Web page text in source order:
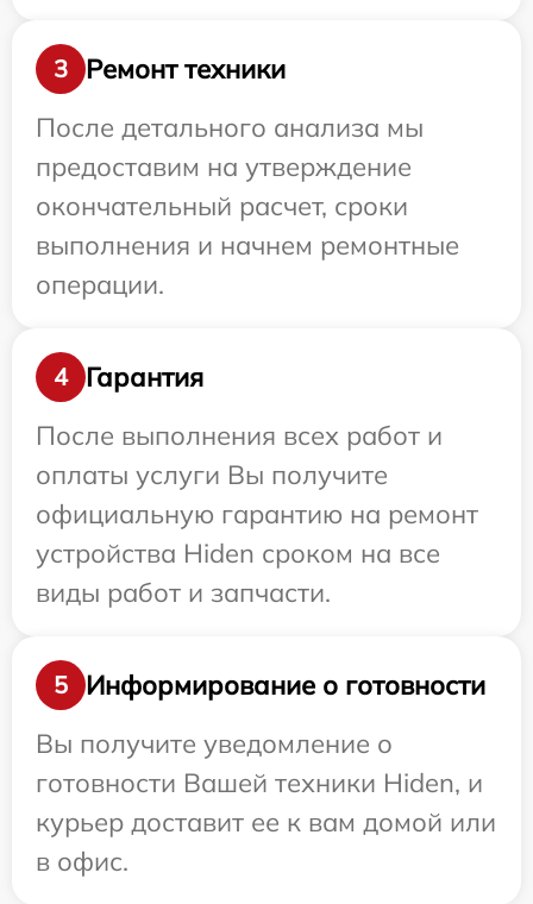
3
Ремонт техники
После детального анализа мы
предоставим на утверждение
окончательный расчет, сроки
выполнения и начнем ремонтные
операции.
4
Гарантия
После выполнения всех работ и
оплаты услуги Вы получите
официальную гарантию на ремонт
устройства Hiden сроком на все
виды работ и запчасти.
5
Информирование о готовности
Вы получите уведомление о
готовности Вашей техники Hiden, и
курьер доставит ее к вам домой или
в офис.